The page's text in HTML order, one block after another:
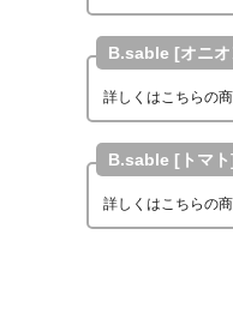
B.sable [オニオ
詳しくはこちらの
B.sable [トマト
詳しくはこちらの